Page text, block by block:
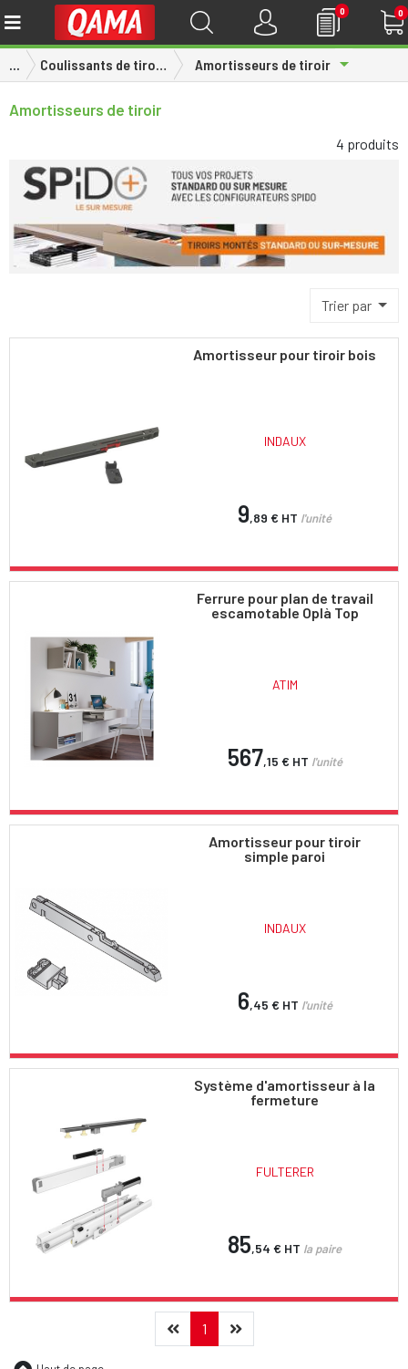
0 0
... Coulissants de tiroirs Amortisseurs de tiroir Toggle
Amortisseurs de tiroir
4 produits
Trier par
Amortisseur pour tiroir bois
INDAUX
9,89 € HT l'unité
Ferrure pour plan de travail
escamotable Oplà Top
ATIM
567,15 € HT l'unité
Amortisseur pour tiroir
simple paroi
INDAUX
6,45 € HT l'unité
Système d'amortisseur à la
fermeture
FULTERER
85,54 € HT la paire
Précédent
1(current)Suivant